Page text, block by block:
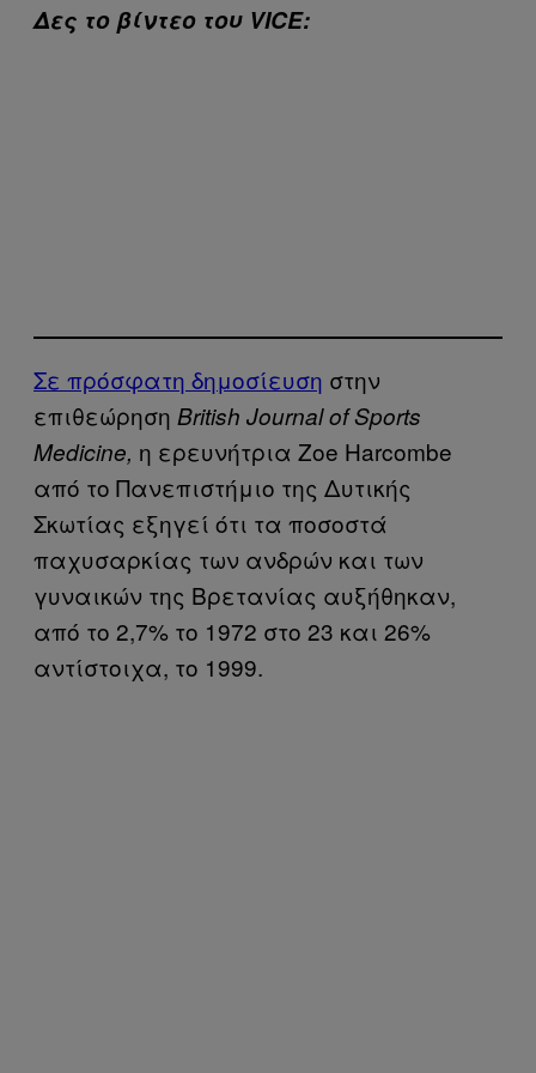
Δες το βίντεο του VICE:
Σε πρόσφατη δημοσίευση στην
επιθεώρηση British Journal of Sports
Medicine, η ερευνήτρια Zoe Harcombe
από το Πανεπιστήμιο της Δυτικής
Σκωτίας εξηγεί ότι τα ποσοστά
παχυσαρκίας των ανδρών και των
γυναικών της Βρετανίας αυξήθηκαν,
από το 2,7% το 1972 στο 23 και 26%
αντίστοιχα, το 1999.